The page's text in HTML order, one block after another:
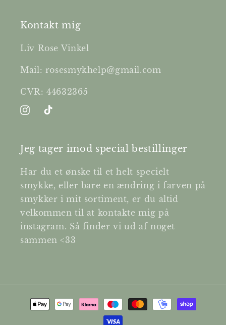
Kontakt mig
Liv Rose Vinkel
Mail: rosesmykhelp@gmail.com
CVR: 44632365
InstagramTikTok
Jeg tager imod special bestillinger
Har du et ønske til et helt specielt
smykke, eller bare en ændring i farven på
smykker i mit sortiment, er du altid
velkommen til at kontakte mig på
instagram. Så finder vi ud af noget
sammen <33
Betalingsmetoder